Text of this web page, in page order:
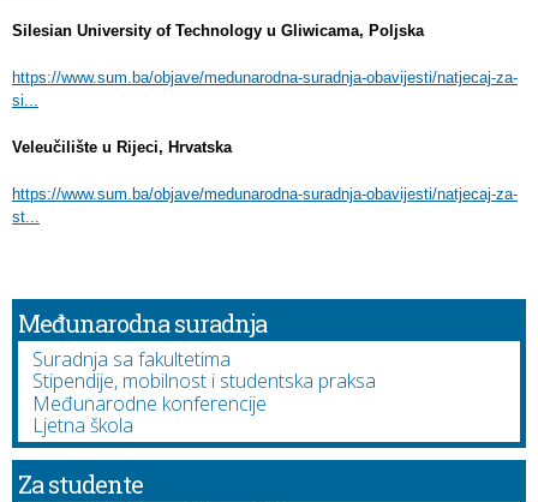
Silesian University of Technology u Gliwicama, Poljska
https://www.sum.ba/objave/medunarodna-suradnja-obavijesti/natjecaj-za-
si...
Veleučilište u Rijeci, Hrvatska
https://www.sum.ba/objave/medunarodna-suradnja-obavijesti/natjecaj-za-
st...
Međunarodna suradnja
Suradnja sa fakultetima
Stipendije, mobilnost i studentska praksa
Međunarodne konferencije
Ljetna škola
Za studente